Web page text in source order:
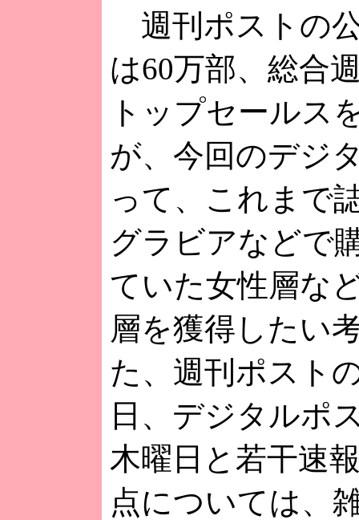
週刊ポストの
は60万部、総合
トップセールス
が、今回のデジ
って、これまで
グラビアなどで
ていた女性層な
層を獲得したい
た、週刊ポスト
日、デジタルポ
木曜日と若干速
点については、